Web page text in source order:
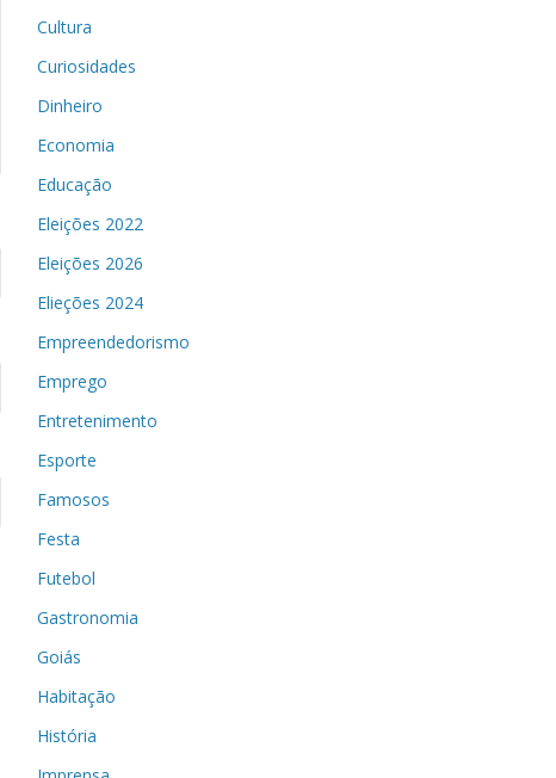
Cultura
Curiosidades
Dinheiro
Economia
Educação
Eleições 2022
Eleições 2026
Elieções 2024
Empreendedorismo
Emprego
Entretenimento
Esporte
Famosos
Festa
Futebol
Gastronomia
Goiás
Habitação
História